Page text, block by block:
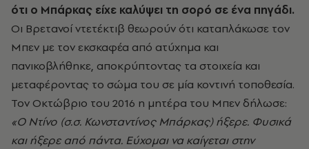
ότι ο Μπάρκας είχε καλύψει τη σορό σε ένα πηγάδι.
Οι Βρετανοί ντετέκτιβ θεωρούν ότι καταπλάκωσε τον
Μπεν με τον εκσκαφέα από ατύχημα και
πανικοβλήθηκε, αποκρύπτοντας τα στοιχεία και
μεταφέροντας το σώμα του σε μία κοντινή τοποθεσία.
Τον Οκτώβριο του 2016 η μητέρα του Μπεν δήλωσε:
«Ο Ντίνο (σ.σ. Κωνσταντίνος Μπάρκας) ήξερε. Φυσικά
και ήξερε από πάντα. Εύχομαι να καίγεται στην